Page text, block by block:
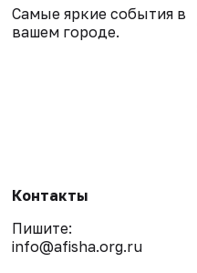
Самые яркие события в
вашем городе.
Контакты
Пишите:
info@afisha.org.ru